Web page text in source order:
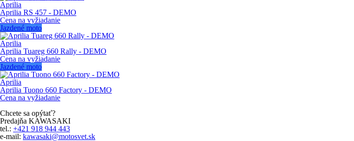
Aprilia
Aprilia RS 457 - DEMO
Cena na vyžiadanie
Jazdené moto
Aprilia
Aprilia Tuareg 660 Rally - DEMO
Cena na vyžiadanie
Jazdené moto
Aprilia
Aprilia Tuono 660 Factory - DEMO
Cena na vyžiadanie
Chcete sa opýtať?
Predajňa KAWASAKI
tel.: +421 918 944 443
e-mail: kawasaki@motosvet.sk